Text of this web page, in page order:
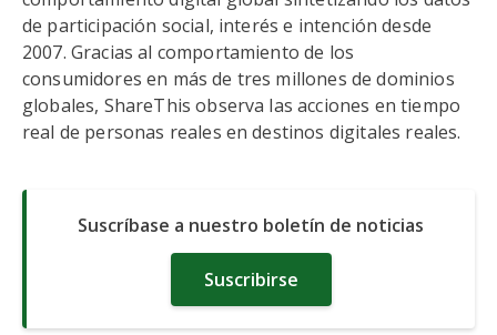
de participación social, interés e intención desde
2007. Gracias al comportamiento de los
consumidores en más de tres millones de dominios
globales, ShareThis observa las acciones en tiempo
real de personas reales en destinos digitales reales.
Suscríbase a nuestro boletín de noticias
Suscribirse